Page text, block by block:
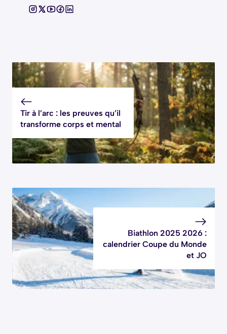
Tir à l’arc : les preuves qu’il
transforme corps et mental
Biathlon 2025 2026 :
calendrier Coupe du Monde
et JO